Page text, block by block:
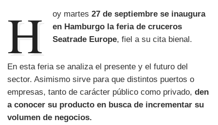
H oy martes27 de septiembre se inaugura
en Hamburgo la feria de cruceros
Seatrade Europe, fiel a su cita bienal.
En esta feria se analiza el presente y el futuro del
sector. Asimismo sirve para que distintos puertos o
empresas, tanto de carácter público como privado, den
a conocer su producto en busca de incrementar su
volumen de negocios.